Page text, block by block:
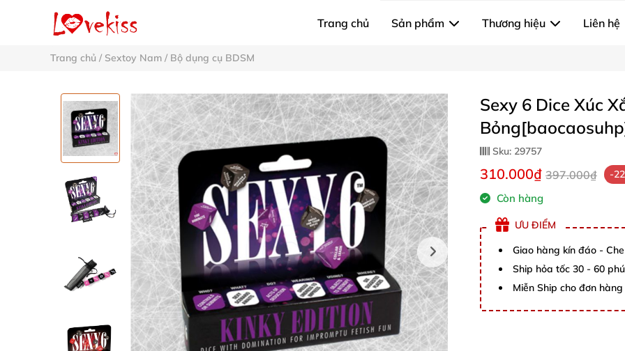
Trang chủ Sản phẩm Thương hiệu Liên hệ
Trang chủ / Sextoy Nam / Bộ dụng cụ BDSM
Sexy 6 Dice Xúc
Sku: 29757
310.000₫ 397.000₫ -
Còn hàng
ƯU ĐIỂM
Giao hàng kín đáo -
Ship hỏa tốc 30 - 60
Miễn Ship cho đơn